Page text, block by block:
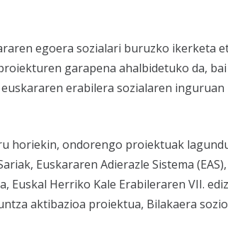
egoera sozialari buruzko ikerketa
garapena ahalbidetuko da,
erabilera sozialaren
horiekin, ondorengo proiektuak
Euskararen Adierazle Sistema
Euskal Herriko Kale Erabileraren VII.
aktibazioa proiektua, Bilakaera